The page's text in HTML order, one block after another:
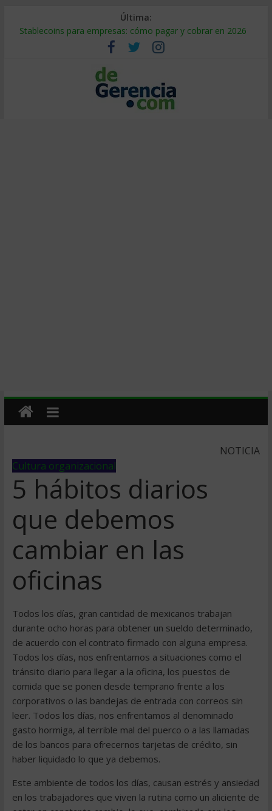
Última:
Stablecoins para empresas: cómo pagar y cobrar en 2026
Despido silencioso: qué es y por qué sale tan caro
IA en selección de personal: cómo auditarla a tiempo
Trabajo forzoso en la cadena de suministro: qué hacer
Mercado hispano de EE. UU.: cómo segmentarlo y venderle
NOTICIA
Cultura organizacional
5 hábitos diarios
que debemos
cambiar en las
oficinas
Todos los días, gran cantidad de mexicanos trabajan
durante ocho horas para obtener un sueldo determinado,
de acuerdo con el contrato firmado con alguna empresa.
Todos los días, nos enfrentamos a situaciones como el
tránsito diario para llegar a la oficina, los puestos de
comida que se ponen desde temprano frente a los
corporativos o las bandejas de entrada con correos sin
leer. Todos los días, nos enfrentamos al denominado
gasto hormiga, al terrible mal del puerco o a las llamadas
de los bancos para ofrecernos tarjetas de crédito, sin
haber liquidado lo que ya debemos.
Este ambiente de todos los días, causan estrés y ansiedad
en los trabajadores que viven la rutina como un aliciente de